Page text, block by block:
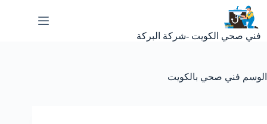
التجاوز
المحتوى
فني صحي الكويت -شركة البركة
الوسم فني صحي بالكويت